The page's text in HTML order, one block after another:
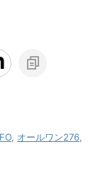
オールワン276